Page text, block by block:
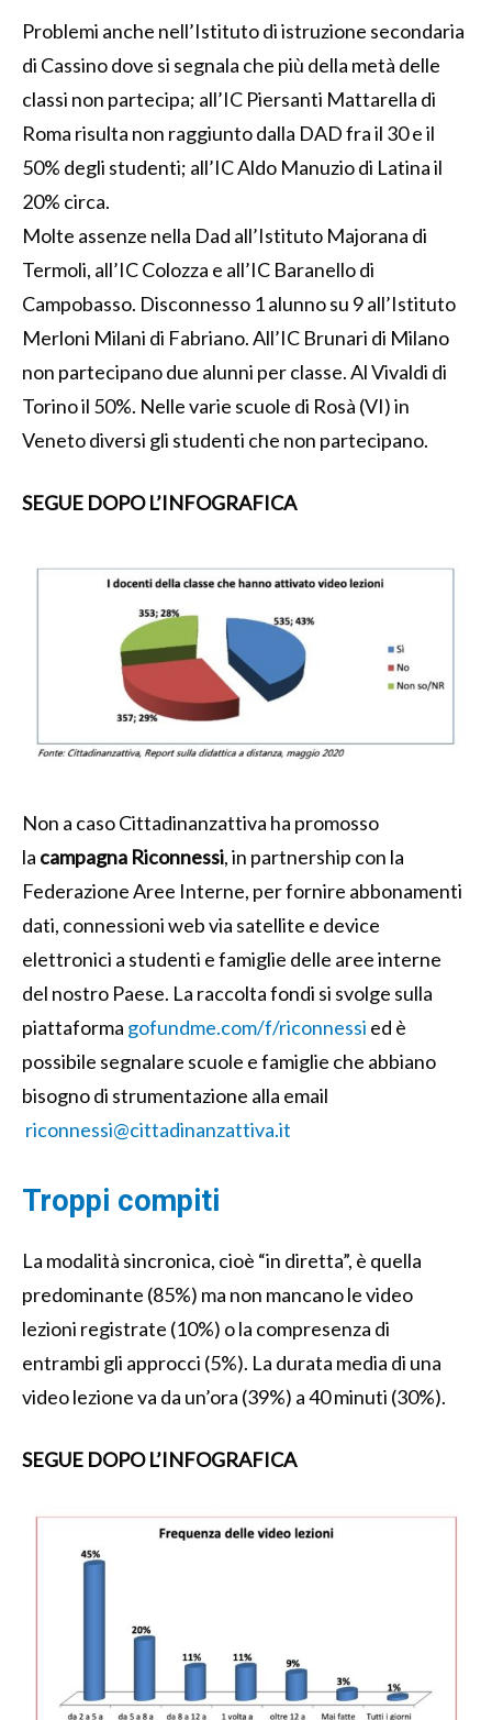
Problemi anche nell’Istituto di istruzione secondaria
di Cassino dove si segnala che più della metà delle
classi non partecipa; all’IC Piersanti Mattarella di
Roma risulta non raggiunto dalla DAD fra il 30 e il
50% degli studenti; all’IC Aldo Manuzio di Latina il
20% circa.
Molte assenze nella Dad all’Istituto Majorana di
Termoli, all’IC Colozza e all’IC Baranello di
Campobasso. Disconnesso 1 alunno su 9 all’Istituto
Merloni Milani di Fabriano. All’IC Brunari di Milano
non partecipano due alunni per classe. Al Vivaldi di
Torino il 50%. Nelle varie scuole di Rosà (VI) in
Veneto diversi gli studenti che non partecipano.
SEGUE DOPO L’INFOGRAFICA
Non a caso Cittadinanzattiva ha promosso
la campagna Riconnessi, in partnership con la
Federazione Aree Interne, per fornire abbonamenti
dati, connessioni web via satellite e device
elettronici a studenti e famiglie delle aree interne
del nostro Paese. La raccolta fondi si svolge sulla
piattaforma gofundme.com/f/riconnessi ed è
possibile segnalare scuole e famiglie che abbiano
bisogno di strumentazione alla email
riconnessi@cittadinanzattiva.it
Troppi compiti
La modalità sincronica, cioè “in diretta”, è quella
predominante (85%) ma non mancano le video
lezioni registrate (10%) o la compresenza di
entrambi gli approcci (5%). La durata media di una
video lezione va da un’ora (39%) a 40 minuti (30%).
SEGUE DOPO L’INFOGRAFICA